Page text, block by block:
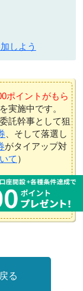
しよう
ポイントがもら
を実施中です。
委託幹事として狙
、そして落選し
がタイアップ対
て ）
る